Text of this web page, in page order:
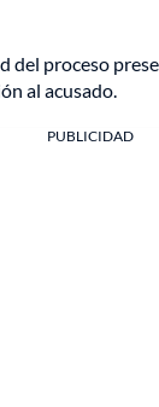
proceso
al acusado.
PUBLICIDAD